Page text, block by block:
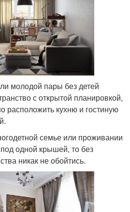
молодой пары без детей
с открытой планировкой,
расположить кухню и гостиную
семье или проживании
одной крышей, то без
никак не обойтись.